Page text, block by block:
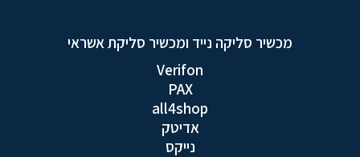
מכשיר סליקה נייד ומכשיר סליקת אשראי
Verifon
PAX
all4shop
אדיטק
נייקס